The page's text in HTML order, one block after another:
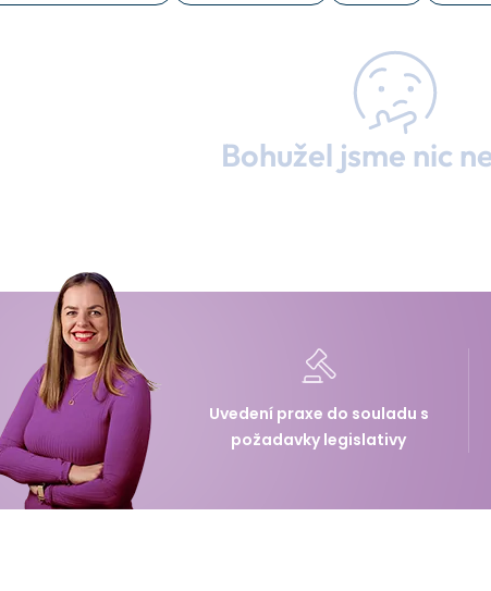
Bohužel jsme nic
Uvedení praxe do souladu s
požadavky legislativy